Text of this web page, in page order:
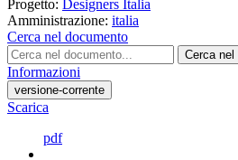
Progetto: Designers Italia
Amministrazione: italia
Cerca nel documento
Cerca nel
Informazioni
versione-corrente
Scarica
pdf